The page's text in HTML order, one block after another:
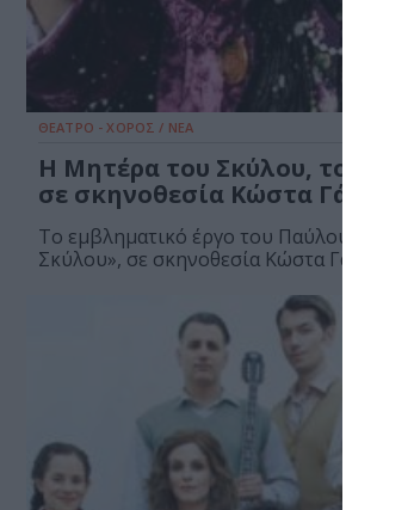
ΘΕΑΤΡΟ - ΧΟΡΟΣ / ΝΕΑ
Η Μητέρα του Σκύλου, του
σε σκηνοθεσία Κώστα Γάκη
Το εμβληματικό έργο του Παύλου
Σκύλου», σε σκηνοθεσία Κώστα Γάκη,...